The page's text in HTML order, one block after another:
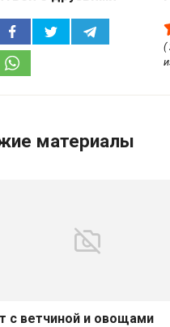
(
материалы
с ветчиной и овощами